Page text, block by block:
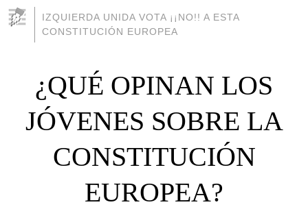
IZQUIERDA UNIDA VOTA ¡¡NO!! A ESTA
CONSTITUCIÓN EUROPEA
¿QUÉ OPINAN LOS
JÓVENES SOBRE LA
CONSTITUCIÓN
EUROPEA?